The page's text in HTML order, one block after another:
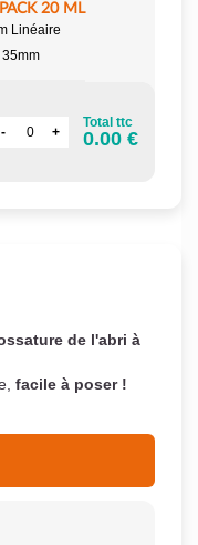
20 ML
Linéaire
Total ttc
0.00 €
de l'abri à
facile à poser !